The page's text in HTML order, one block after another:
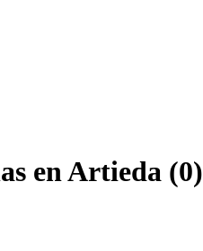
en Artieda (0)